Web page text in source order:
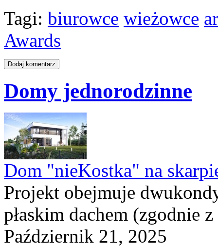
Tagi: biurowce wieżowce
Awards
Domy jednorodzinne
Dom "nieKostka" na
Projekt obejmuje
płaskim dachem (zgodnie
Październik 21, 2025